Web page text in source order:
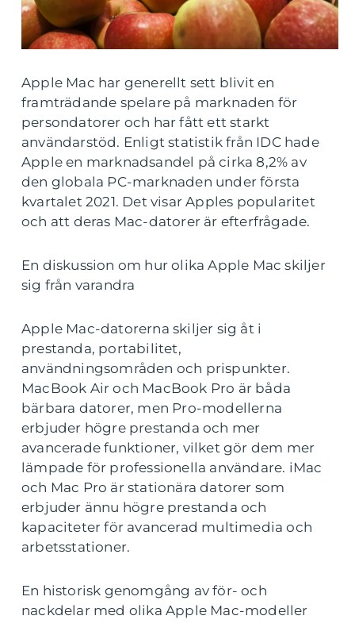
Apple Mac har generellt sett blivit en
framträdande spelare på marknaden för
persondatorer och har fått ett starkt
användarstöd. Enligt statistik från IDC hade
Apple en marknadsandel på cirka 8,2% av
den globala PC-marknaden under första
kvartalet 2021. Det visar Apples popularitet
och att deras Mac-datorer är efterfrågade.
En diskussion om hur olika Apple Mac skiljer
sig från varandra
Apple Mac-datorerna skiljer sig åt i
prestanda, portabilitet,
användningsområden och prispunkter.
MacBook Air och MacBook Pro är båda
bärbara datorer, men Pro-modellerna
erbjuder högre prestanda och mer
avancerade funktioner, vilket gör dem mer
lämpade för professionella användare. iMac
och Mac Pro är stationära datorer som
erbjuder ännu högre prestanda och
kapaciteter för avancerad multimedia och
arbetsstationer.
En historisk genomgång av för- och
nackdelar med olika Apple Mac-modeller